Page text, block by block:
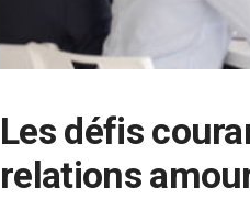
Les défis
relations